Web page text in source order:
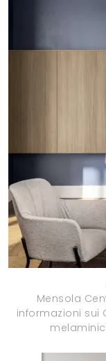
Mensola
informazioni sui